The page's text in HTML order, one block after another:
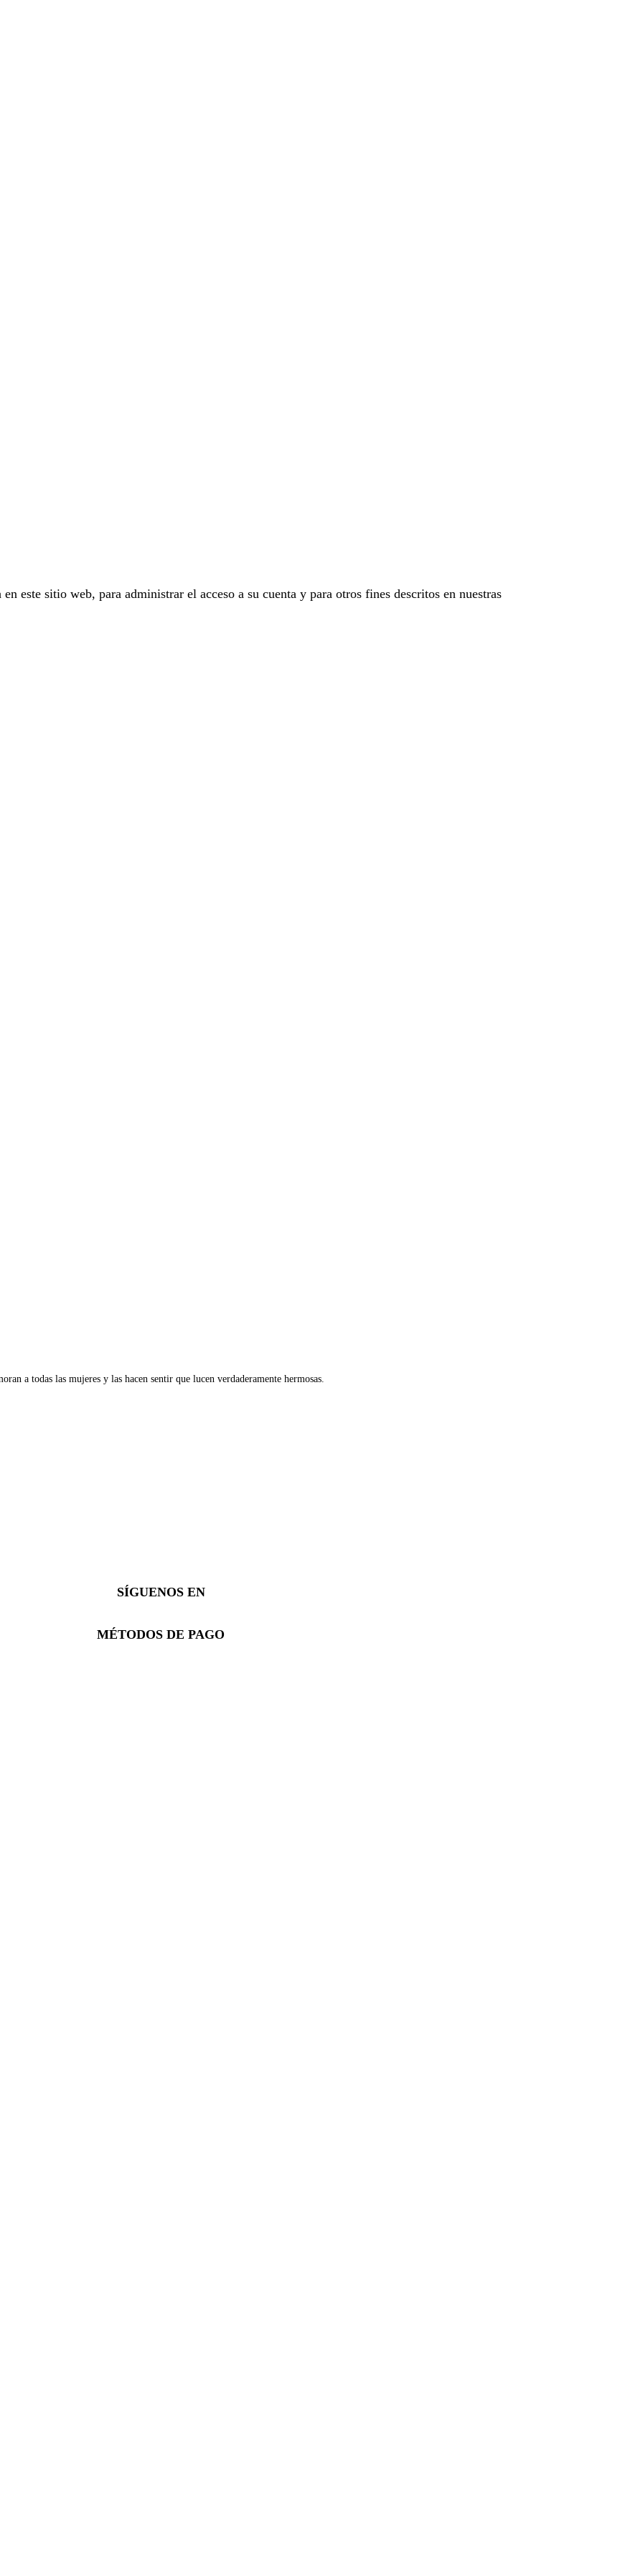
este sitio web, para administrar el acceso a su cuenta y para otros fines descritos en nuestras
a todas las mujeres y las hacen sentir que lucen verdaderamente hermosas.
SÍGUENOS EN
Facebook
Instagram
Whatsapp
MÉTODOS DE PAGO